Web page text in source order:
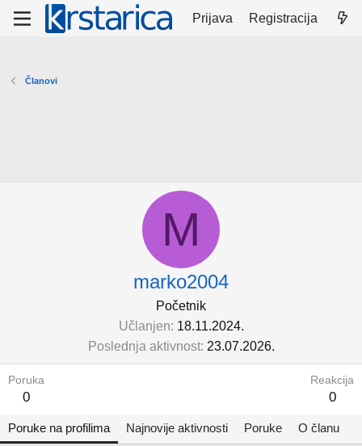
Prijava Registracija
Članovi
M
marko2004
Početnik
Učlanjen 18.11.2024.
Poslednja aktivnost 23.07.2026.
Poruka
0
Reakcija
0
Poruke na profilima Najnovije aktivnosti Poruke O članu